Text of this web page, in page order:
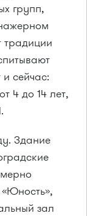
групп,
традиции
сейчас:
4 до 14 лет,
Здание
зал